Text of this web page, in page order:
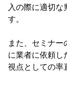
入の際に適切な
す。
また、セミナ
に業者に依頼し
視点としての率